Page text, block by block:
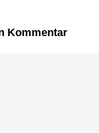
Kommentar